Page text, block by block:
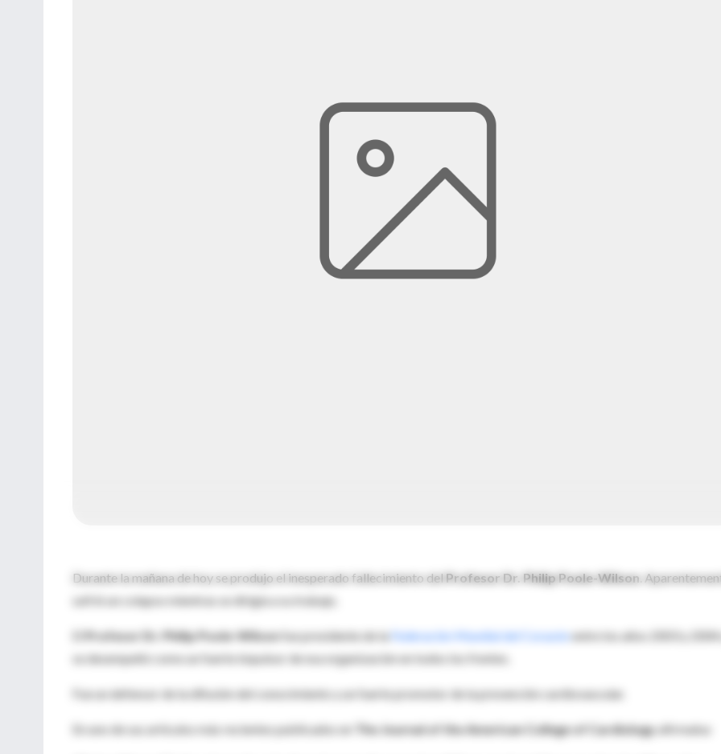
Durante la mañana de hoy se produjo el inesperado fallecimiento del Profesor Dr. Philip Poole-Wilson .
sufrió un colapso mientras se dirigía a su trabajo.
Profesor Dr. Philip Poole-Wilsonfue presidente de la Federación Mundial del Corazónentre los años 2003 y 2004 y
se desempeñó como un fuerte impulsor de esa organización en todos los frentes.
Fue un defensor de la difusión del conocimiento y un fuerte promotor de la prevención cardiovascular.
En uno de sus artículos más recientes publicados en The Journal of the American College of Cardiologyafirmaba: